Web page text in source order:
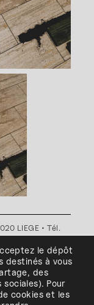
LIEGE • Tél.
•Politique de
du
le dépôt
destinés à vous
des
sociales). Pour
cookies et les